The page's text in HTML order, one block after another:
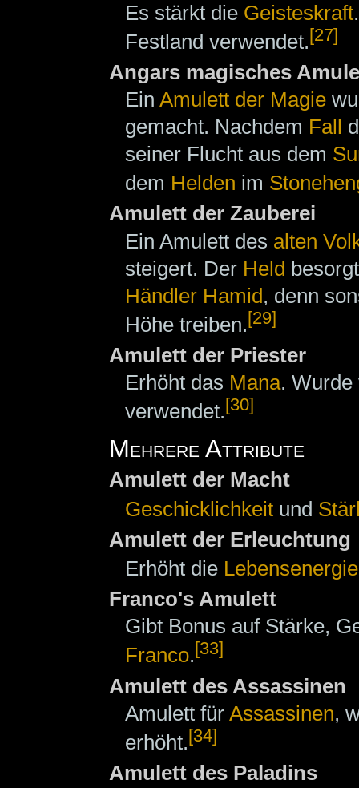
Es stärkt die Geisteskraft
Festland verwendet.[27]
Angars magisches
Ein Amulett der Magie
gemacht. Nachdem Fall
seiner Flucht aus dem
dem Helden im
Amulett der Zauberei
Ein Amulett des alten
steigert. Der Held
Händler Hamid, denn
Höhe treiben.[29]
Amulett der Priester
Erhöht das Mana.
verwendet.[30]
Mehrere Attribute
Amulett der Macht
Geschicklichkeit und
Amulett der Erleuchtung
Erhöht die Lebensenergie
Franco's Amulett
Gibt Bonus auf Stärke,
Franco. [33]
Amulett des Assassinen
Amulett für Assassinen,
erhöht.[34]
Amulett des Paladins